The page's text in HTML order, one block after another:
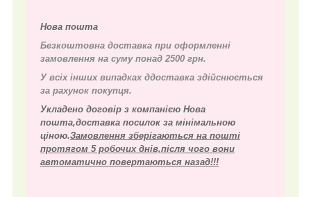
Нова пошта
Безкоштовна доставка при оформленні
замовлення на суму понад 2500 грн.
У всіх інших випадках ддоставка здійснюється
за рахунок покупця.
Укладено договір з компанією Нова
пошта,доставка посилок за мінімальною
ціною.Замовлення зберігаються на пошті
протягом 5 робочих днів,після чого вони
автоматично повертаються назад!!!